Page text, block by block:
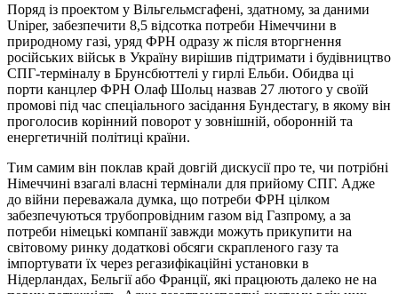
Поряд із проектом у Вільгельмсгафені, здатному, за даними
Uniper, забезпечити 8,5 відсотка потреби Німеччини в
природному газі, уряд ФРН одразу ж після вторгнення
російських військ в Україну вирішив підтримати і будівництво
СПГ-терміналу в Брунсбюттелі у гирлі Ельби. Обидва ці
порти канцлер ФРН Олаф Шольц назвав 27 лютого у своїй
промові під час спеціального засідання Бундестагу, в якому він
проголосив корінний поворот у зовнішній, оборонній та
енергетичній політиці країни.
Тим самим він поклав край довгій дискусії про те, чи потрібні
Німеччині взагалі власні термінали для прийому СПГ. Адже
до війни переважала думка, що потреби ФРН цілком
забезпечуються трубопровідним газом від Газпрому, а за
потреби німецькі компанії завжди можуть прикупити на
світовому ринку додаткові обсяги скрапленого газу та
імпортувати їх через регазифікаційні установки в
Нідерландах, Бельгії або Франції, які працюють далеко не на